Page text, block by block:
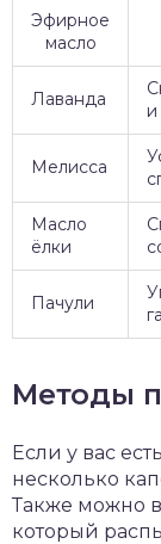
Эфирное
масло
Лаванда
Мелисса
Масло
ёлки
Пачули
Методы
Если у вас
несколько
Также можно
который